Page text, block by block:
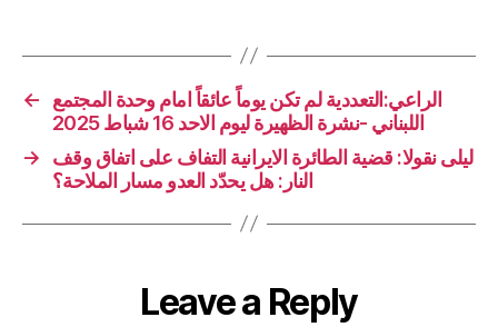
←
الراعي:التعددية لم تكن يوماً عائقاً امام وحدة المجتمع
اللبناني -نشرة الظهيرة ليوم الاحد 16 شباط 2025
→
ليلى نقولا: قضية الطائرة الايرانية التفاف على اتفاق وقف
النار: هل يحدّد العدو مسار الملاحة؟
Leave a Reply